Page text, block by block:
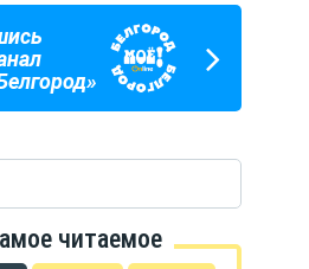
ДЕНЬ
читаемое